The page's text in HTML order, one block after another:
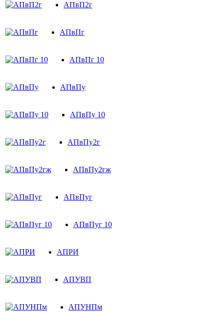
АПвП2г
АПвПг
АПвПг 10
АПвПу
АПвПу 10
АПвПу2г
АПвПу2гж
АПвПуг
АПвПуг 10
АПРИ
АПУВП
АПУНПм